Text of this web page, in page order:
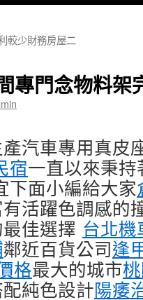
較少財務房屋二
專門念物料架
汽車專用真皮
宿一直以來秉持
下面小編給大家
有活躍色調感的
佳選擇 台北機
鄰近百貨公司逢
格最大的城市
純色設計陽痿